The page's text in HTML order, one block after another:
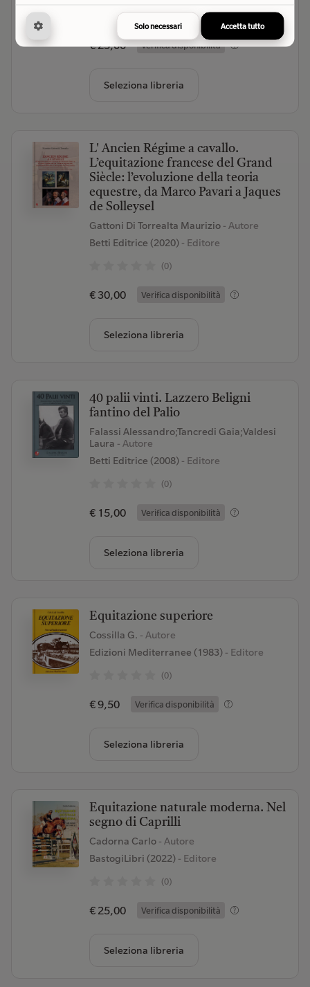
€ 25,00 Verifica disponibilità
Seleziona libreria
L' Ancien Régime a cavallo.
L’equitazione francese del Grand
Siècle: l’evoluzione della teoria
equestre, da Marco Pavari a Jaques
de Solleysel
Gattoni Di Torrealta Maurizio - Autore
Betti Editrice (2020)- Editore
(0)
€ 30,00 Verifica disponibilità
Seleziona libreria
40 palii vinti. Lazzero Beligni
fantino del Palio
Falassi Alessandro;Tancredi Gaia;Valdesi
Laura - Autore
Betti Editrice (2008)- Editore
(0)
€ 15,00 Verifica disponibilità
Seleziona libreria
Equitazione superiore
Cossilla G. - Autore
Edizioni Mediterranee (1983)- Editore
(0)
€ 9,50 Verifica disponibilità
Seleziona libreria
Equitazione naturale moderna. Nel
segno di Caprilli
Cadorna Carlo - Autore
BastogiLibri (2022)- Editore
(0)
€ 25,00 Verifica disponibilità
Seleziona libreria
Solo necessari Accetta tutto